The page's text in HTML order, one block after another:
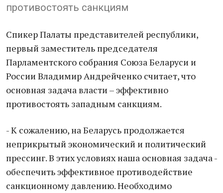
противостоять санкциям
Спикер Палаты представителей республики,
первый заместитель председателя
Парламентского собрания Союза Беларуси и
России Владимир Андрейченко считает, что
основная задача власти – эффективно
противостоять западным санкциям.
- К сожалению, на Беларусь продолжается
неприкрытый экономический и политический
прессинг. В этих условиях наша основная задача -
обеспечить эффективное противодействие
санкционному давлению. Необходимо